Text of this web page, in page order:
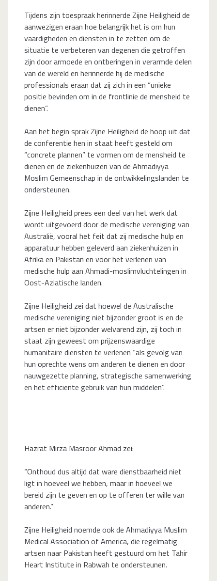
Tijdens zijn toespraak herinnerde Zijne Heiligheid de
aanwezigen eraan hoe belangrijk het is om hun
vaardigheden en diensten in te zetten om de
situatie te verbeteren van degenen die getroffen
zijn door armoede en ontberingen in verarmde delen
van de wereld en herinnerde hij de medische
professionals eraan dat zij zich in een “unieke
positie bevinden om in de frontlinie de mensheid te
dienen”.
Aan het begin sprak Zijne Heiligheid de hoop uit dat
de conferentie hen in staat heeft gesteld om
“concrete plannen” te vormen om de mensheid te
dienen en de ziekenhuizen van de Ahmadiyya
Moslim Gemeenschap in de ontwikkelingslanden te
ondersteunen.
Zijne Heiligheid prees een deel van het werk dat
wordt uitgevoerd door de medische vereniging van
Australië, vooral het feit dat zij medische hulp en
apparatuur hebben geleverd aan ziekenhuizen in
Afrika en Pakistan en voor het verlenen van
medische hulp aan Ahmadi-moslimvluchtelingen in
Oost-Aziatische landen.
Zijne Heiligheid zei dat hoewel de Australische
medische vereniging niet bijzonder groot is en de
artsen er niet bijzonder welvarend zijn, zij toch in
staat zijn geweest om prijzenswaardige
humanitaire diensten te verlenen “als gevolg van
hun oprechte wens om anderen te dienen en door
nauwgezette planning, strategische samenwerking
en het efficiënte gebruik van hun middelen”.
Hazrat Mirza Masroor Ahmad zei:
“Onthoud dus altijd dat ware dienstbaarheid niet
ligt in hoeveel we hebben, maar in hoeveel we
bereid zijn te geven en op te offeren ter wille van
anderen.”
Zijne Heiligheid noemde ook de Ahmadiyya Muslim
Medical Association of America, die regelmatig
artsen naar Pakistan heeft gestuurd om het Tahir
Heart Institute in Rabwah te ondersteunen.